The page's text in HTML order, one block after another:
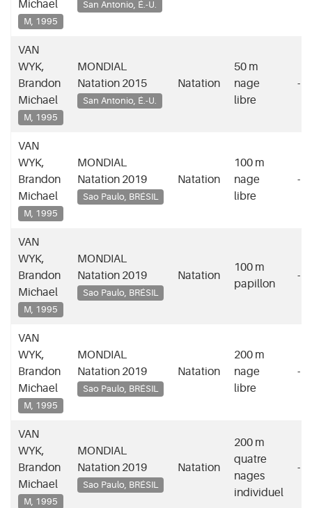
Michael
M, 1995
San Antonio, É.-U.
VAN
WYK,
Brandon
Michael
M, 1995
MONDIAL
Natation 2015
San Antonio, É.-U.
Natation
50 m
nage
libre
-
VAN
WYK,
Brandon
Michael
M, 1995
MONDIAL
Natation 2019
Sao Paulo, BRÉSIL
Natation
100 m
nage
libre
-
VAN
WYK,
Brandon
Michael
M, 1995
MONDIAL
Natation 2019
Sao Paulo, BRÉSIL
Natation
100 m
papillon
-
VAN
WYK,
Brandon
Michael
M, 1995
MONDIAL
Natation 2019
Sao Paulo, BRÉSIL
Natation
200 m
nage
libre
-
VAN
WYK,
Brandon
Michael
M, 1995
MONDIAL
Natation 2019
Sao Paulo, BRÉSIL
Natation
200 m
quatre
nages
individuel
-